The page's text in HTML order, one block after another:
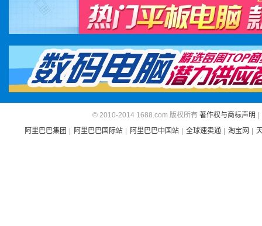
© 2010-2014 1688.com 版权所有 著作权与商标声明
阿里巴巴集团
阿里巴巴国际站 阿里巴巴中国站 全球速卖通 淘宝网